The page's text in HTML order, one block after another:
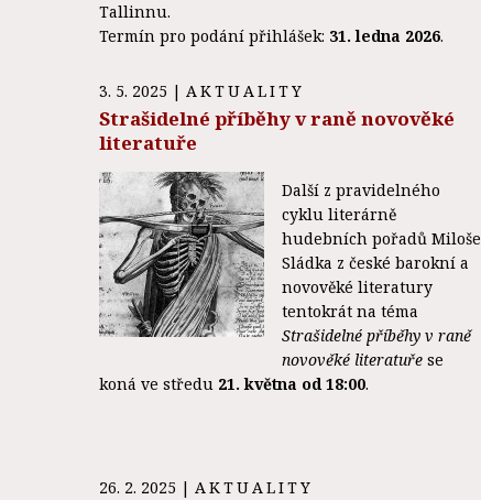
Tallinnu.
Termín pro podání přihlášek: 31. ledna 2026.
3. 5. 2025 | AKTUALITY
Strašidelné příběhy v raně novověké
literatuře
Další z pravidelného
cyklu literárně
hudebních pořadů Miloše
Sládka z české barokní a
novověké literatury
tentokrát na téma
Strašidelné příběhy v raně
novověké literatuře se
koná ve středu 21. května od 18:00.
26. 2. 2025 | AKTUALITY